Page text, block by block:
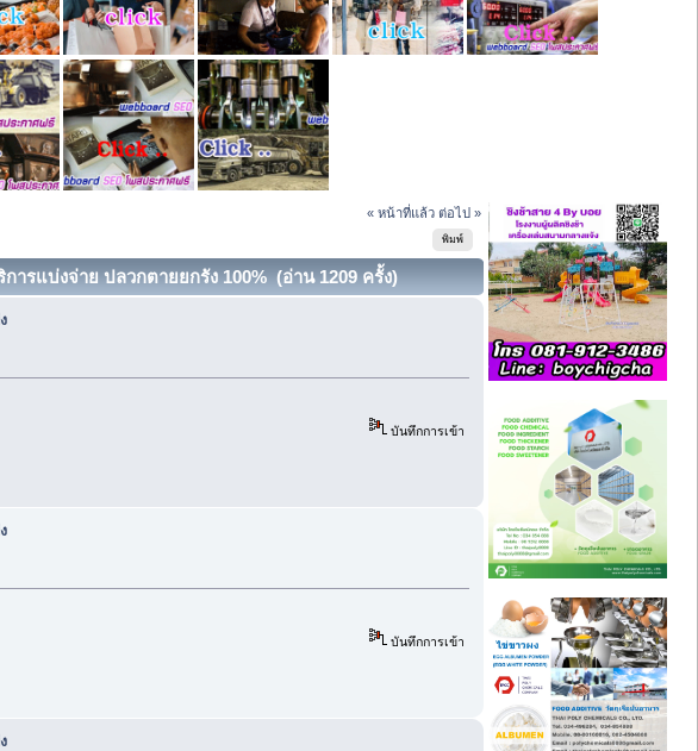
« หน้าที่แล้ว ต่อไป »
พิมพ์
รแบ่งจ่าย ปลวกตายยกรัง 100% (อ่าน 1209 ครั้ง)
บันทึกการเข้า
บันทึกการเข้า